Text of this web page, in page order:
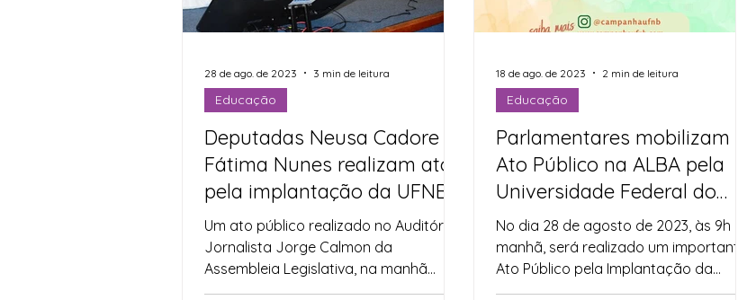
Deputadas Neusa Cadore e
Fátima Nunes realizam ato
pela implantação da UFNB
Um ato público realizado no Auditório
Jornalista Jorge Calmon da
Assembleia Legislativa, na manhã
desta segunda-feira (28), marcou a ...
Educação
28 de ago. de 2023 3 min de leitura
Parlamentares mobilizam
Ato Público na ALBA pela
Universidade Federal do
Nordeste da Bahia
No dia 28 de agosto de 2023, às 9h da
manhã, será realizado um importante
Ato Público pela Implantação da
Universidade Federal do...
Educação
18 de ago. de 2023 2 min de leitura